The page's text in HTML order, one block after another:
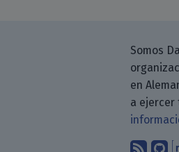
Somos
en
a ejercer